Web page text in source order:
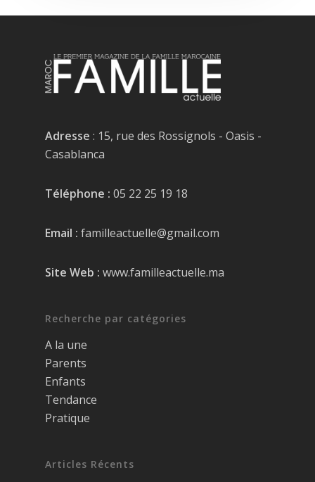
Adresse : 15, rue des Rossignols - Oasis -
Casablanca
Téléphone : 05 22 25 19 18
Email : familleactuelle@gmail.com
Site Web : www.familleactuelle.ma
Recherche par catégories
A la une
Parents
Enfants
Tendance
Pratique
Articles Récents